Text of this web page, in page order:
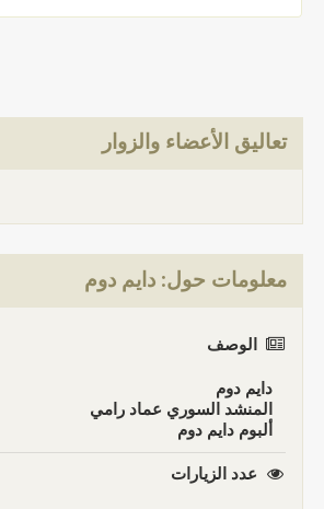
تعاليق الأعضاء والزوار
معلومات حول: دايم دوم
الوصف
دايم دوم
المنشد السوري عماد رامي
ألبوم دايم دوم
عدد الزيارات